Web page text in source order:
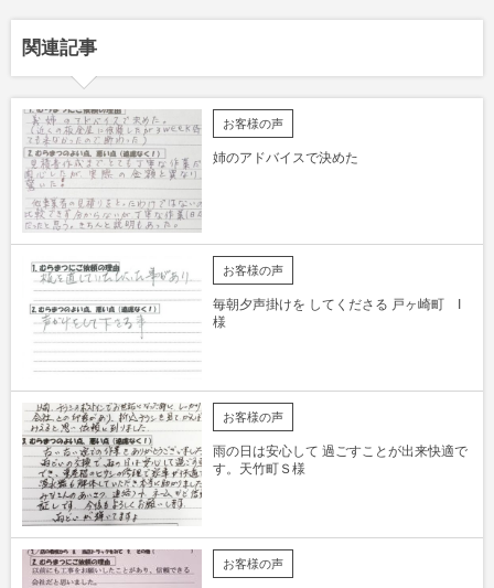
関連記事
お客様の声
姉のアドバイスで決めた
お客様の声
毎朝夕声掛けを してくださる 戸ヶ崎町 I
様
お客様の声
雨の日は安心して 過ごすことが出来快適で
す。天竹町Ｓ様
お客様の声